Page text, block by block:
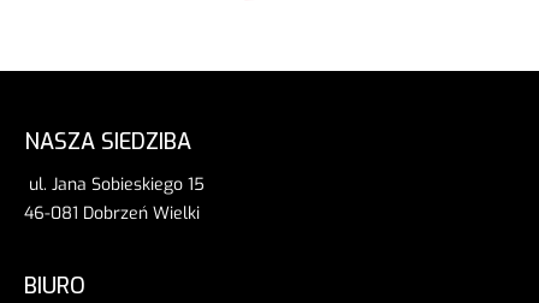
NASZA SIEDZIBA
ul. Jana Sobieskiego 15
46-081 Dobrzeń Wielki
BIURO